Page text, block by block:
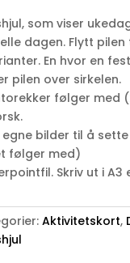
som viser
dagen. Flytt pilen
En hvor en
pilen over sirkelen.
følger med
egne bilder til å
følger med)
Skriv ut i A3
Aktivitetskort,